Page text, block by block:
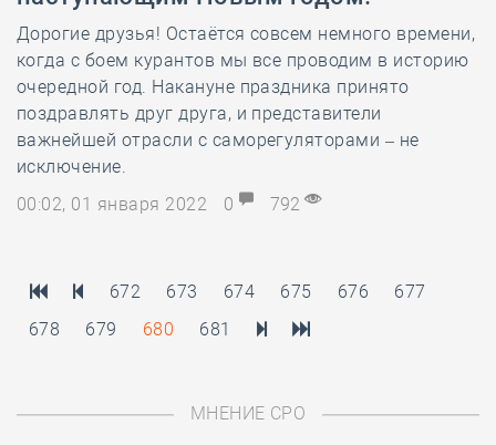
Дорогие друзья! Остаётся совсем немного времени,
когда с боем курантов мы все проводим в историю
очередной год. Накануне праздника принято
поздравлять друг друга, и представители
важнейшей отрасли с саморегуляторами – не
исключение.
00:02, 01 января 2022
0 792
672 673 674 675 676
677
678
679 680 681
МНЕНИЕ СРО